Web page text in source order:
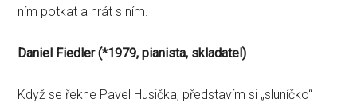
ním potkat a hrát s ním.
Daniel Fiedler (*1979, pianista, skladatel)
Když se řekne Pavel Husička, představím si „sluníčko“